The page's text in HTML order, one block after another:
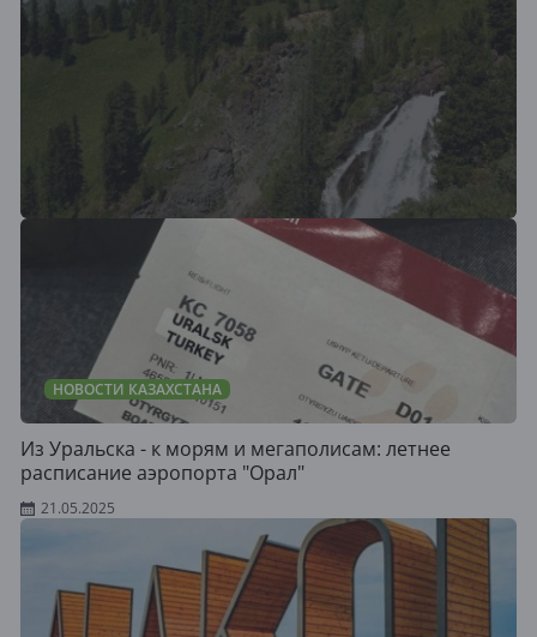
НОВОСТИ КАЗАХСТАНА
Из Уральска - к морям и мегаполисам: летнее
расписание аэропорта "Орал"
21.05.2025